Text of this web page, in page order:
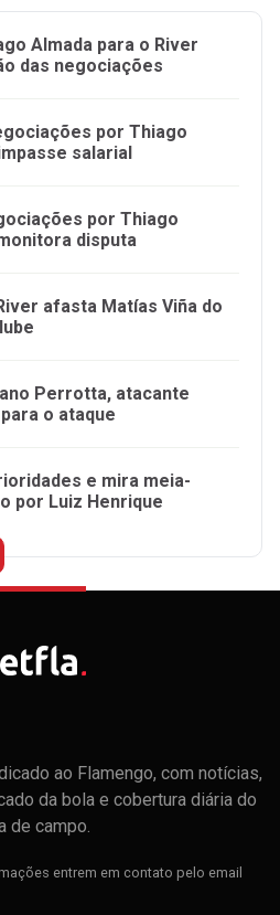
Almada para o River
das negociações
por Thiago
salarial
por Thiago
disputa
afasta Matías Viña do
Perrotta, atacante
o ataque
e mira meia-
por Luiz Henrique
ao Flamengo, com notícias,
da bola e cobertura diária do
de campo.
entrem em contato pelo email